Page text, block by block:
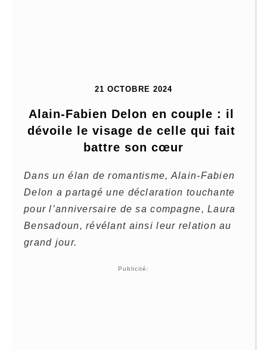
21 OCTOBRE 2024
Alain-Fabien Delon en couple : il
dévoile le visage de celle qui fait
battre son cœur
Dans un élan de romantisme, Alain-Fabien
Delon a partagé une déclaration touchante
pour l’anniversaire de sa compagne, Laura
Bensadoun, révélant ainsi leur relation au
grand jour.
Publicité: